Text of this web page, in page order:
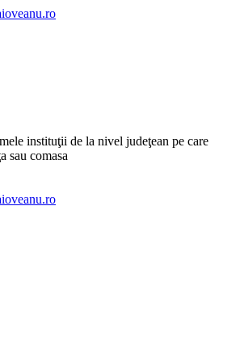
instituţii de la nivel judeţean pe care
sau comasa